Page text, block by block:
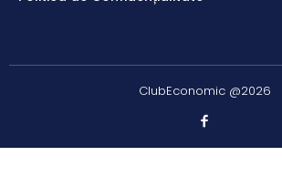
ClubEconomic @2026